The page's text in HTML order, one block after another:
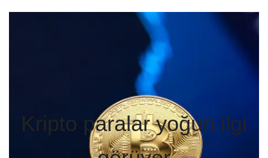
Kripto paralar yoğun ilgi